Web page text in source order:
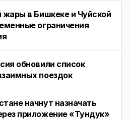
жары в Бишкеке и Чуйской
ограничения
обновили список
поездок
начнут назначать
приложение «Тундук»